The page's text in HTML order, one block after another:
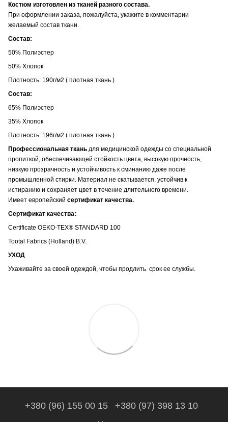
Костюм изготовлен из тканей разного состава.
При оформлении заказа, пожалуйста, укажите в комментарии
желаемый состав ткани.
Состав:
50% Полиэстер
50% Хлопок
Плотность: 190г/м2 ( плотная ткань )
Состав:
65% Полиэстер
35% Хлопок
Плотность: 196г/м2 ( плотная ткань )
Профессиональная ткань для медицинской одежды со специальной
пропиткой, обеспечивающей стойкость цвета, высокую прочность,
низкую прозрачность и устойчивость к сминанию даже после
промышленной стирки. Материал не скатывается, устойчив к
истиранию и сохраняет цвет в течение длительного времени.
Имеет европейский сертификат качества.
Сертификат качества:
Certificate OEKO-TEX® STANDARD 100
Tootal Fabrics (Holland) B.V.
УХОД
Ухаживайте за своей одеждой, чтобы продлить срок ее службы.
+380 (96) 155 00 15 +380 (97) 398 13 10